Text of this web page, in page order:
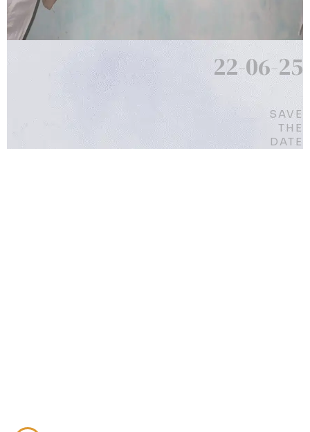
22-06-25
SAVE
THE
DATE